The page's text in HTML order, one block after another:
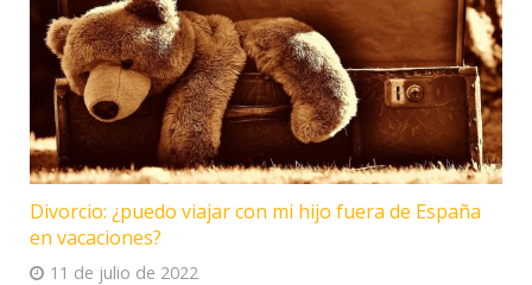
Divorcio: ¿puedo viajar con mi hijo fuera de España
en vacaciones?
11 de julio de 2022